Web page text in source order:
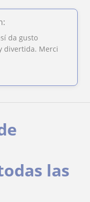
da gusto
divertida. Merci
las